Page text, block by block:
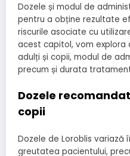
Dozele și modul de
pentru a obține rezultate
riscurile asociate cu
acest capitol, vom
adulți și copii, modul de
precum și durata
Dozele
copii
Dozele de Loroblis variază
greutatea pacientului,